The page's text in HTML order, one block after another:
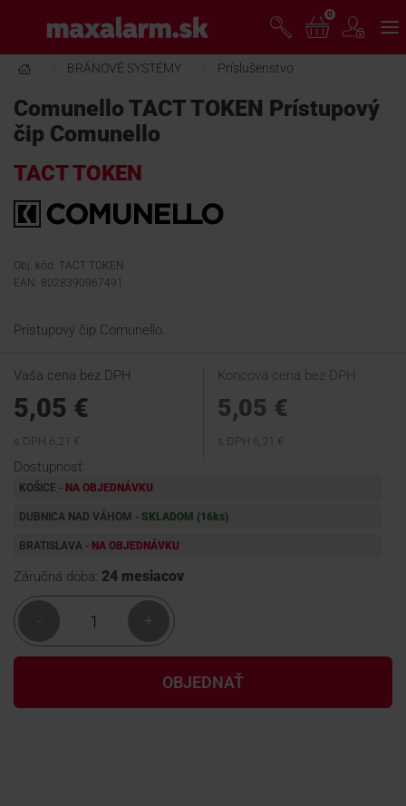
hlavnému
obsahu
www.maxalarm.sk
AKCIA MESIACA
PRODUKTY
SPOLOČNOSŤ
ŠKOLENIE
PODPORA
KONTAKTY
0
BRÁNOVÉ SYSTÉMY Príslušenstvo
Comunello TACT TOKEN Prístupový
čip Comunello
TACT TOKEN
Obj. kód: TACT TOKEN
EAN: 8028390967491
Prístupový čip Comunello.
Vaša cena bez DPH
5,05 €
s DPH 6,21 €
Koncová cena bez DPH
5,05 €
s DPH 6,21 €
Dostupnosť:
KOŠICE - NA OBJEDNÁVKU
DUBNICA NAD VÁHOM - SKLADOM (16 ks)
BRATISLAVA - NA OBJEDNÁVKU
Záručná doba: 24 mesiacov
- +
OBJEDNAŤ